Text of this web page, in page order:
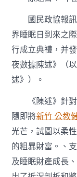
國民政協報
界睡眠日到來之
行成立典禮，并
夜數據陳述》（
述》）。
《陳述》針
隨即將新竹 公教
光芒，試圖以柔
的粗暴財富。、
及睡眠財產成長